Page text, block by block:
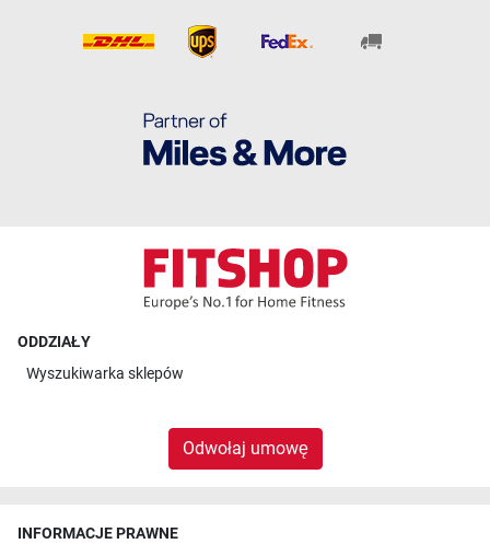
ODDZIAŁY
Wyszukiwarka sklepów
Odwołaj umowę
INFORMACJE PRAWNE